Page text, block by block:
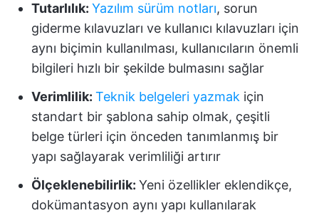
Tutarlılık: Yazılım sürüm notları, sorun
giderme kılavuzları ve kullanıcı kılavuzları için
aynı biçimin kullanılması, kullanıcıların önemli
bilgileri hızlı bir şekilde bulmasını sağlar
Verimlilik: Teknik belgeleri yazmak için
standart bir şablona sahip olmak, çeşitli
belge türleri için önceden tanımlanmış bir
yapı sağlayarak verimliliği artırır
Ölçeklenebilirlik: Yeni özellikler eklendikçe,
dokümantasyon aynı yapı kullanılarak